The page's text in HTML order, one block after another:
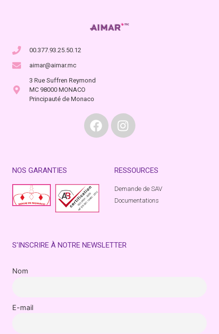
00.377.93.25.50.12
aimar@aimar.mc
3 Rue Suffren Reymond
MC 98000 MONACO
Principauté de Monaco
NOS GARANTIES RESSOURCES
Demande de SAV
Documentations
S'INSCRIRE À NOTRE NEWSLETTER
Nom
E-mail